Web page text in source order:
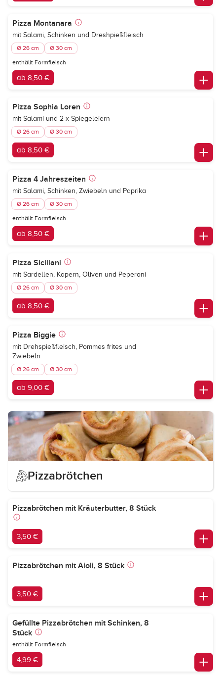
Pizza Montanara
mit Salami, Schinken und Dreshpießfleisch
Ø 26 cm Ø 30 cm
enthällt Formfleisch
ab 8,50 €
Pizza Sophia Loren
mit Salami und 2 x Spiegeleiern
Ø 26 cm Ø 30 cm
ab 8,50 €
Pizza 4 Jahreszeiten
mit Salami, Schinken, Zwiebeln und Paprika
Ø 26 cm Ø 30 cm
enthällt Formfleisch
ab 8,50 €
Pizza Siciliani
mit Sardellen, Kapern, Oliven und Peperoni
Ø 26 cm Ø 30 cm
ab 8,50 €
Pizza Biggie
mit Drehspießfleisch, Pommes frites und
Zwiebeln
Ø 26 cm Ø 30 cm
ab 9,00 €
Pizzabrötchen
Pizzabrötchen mit Kräuterbutter, 8 Stück
3,50 €
Pizzabrötchen mit Aioli, 8 Stück
3,50 €
Gefüllte Pizzabrötchen mit Schinken, 8
Stück
enthällt Formfleisch
4,99 €